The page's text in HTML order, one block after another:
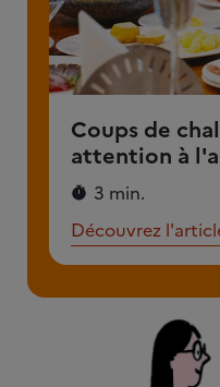
Coups de
attention à
3 min.
Découvrez